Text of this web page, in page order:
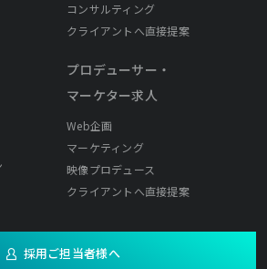
コンサルティング
クライアントへ直接提案
プロデューサー・
マーケター求人
Web企画
マーケティング
映像プロデュース
クライアントへ直接提案
採用ご担当者様へ